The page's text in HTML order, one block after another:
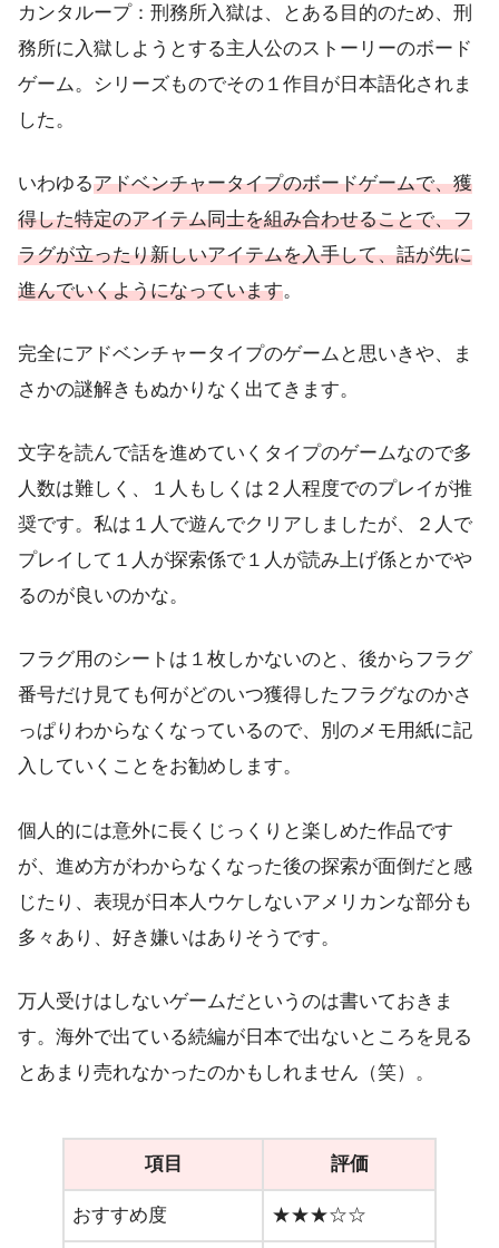
カンタループ：刑務所入獄は、とある目的のため、刑
務所に入獄しようとする主人公のストーリーのボード
ゲーム。シリーズものでその１作目が日本語化されま
した。
いわゆるアドベンチャータイプのボードゲームで、獲
得した特定のアイテム同士を組み合わせることで、フ
ラグが立ったり新しいアイテムを入手して、話が先に
進んでいくようになっています。
完全にアドベンチャータイプのゲームと思いきや、ま
さかの謎解きもぬかりなく出てきます。
文字を読んで話を進めていくタイプのゲームなので多
人数は難しく、１人もしくは２人程度でのプレイが推
奨です。私は１人で遊んでクリアしましたが、２人で
プレイして１人が探索係で１人が読み上げ係とかでや
るのが良いのかな。
フラグ用のシートは１枚しかないのと、後からフラグ
番号だけ見ても何がどのいつ獲得したフラグなのかさ
っぱりわからなくなっているので、別のメモ用紙に記
入していくことをお勧めします。
個人的には意外に長くじっくりと楽しめた作品です
が、進め方がわからなくなった後の探索が面倒だと感
じたり、表現が日本人ウケしないアメリカンな部分も
多々あり、好き嫌いはありそうです。
万人受けはしないゲームだというのは書いておきま
す。海外で出ている続編が日本で出ないところを見る
とあまり売れなかったのかもしれません（笑）。
項目 評価
おすすめ度 ★★★☆☆